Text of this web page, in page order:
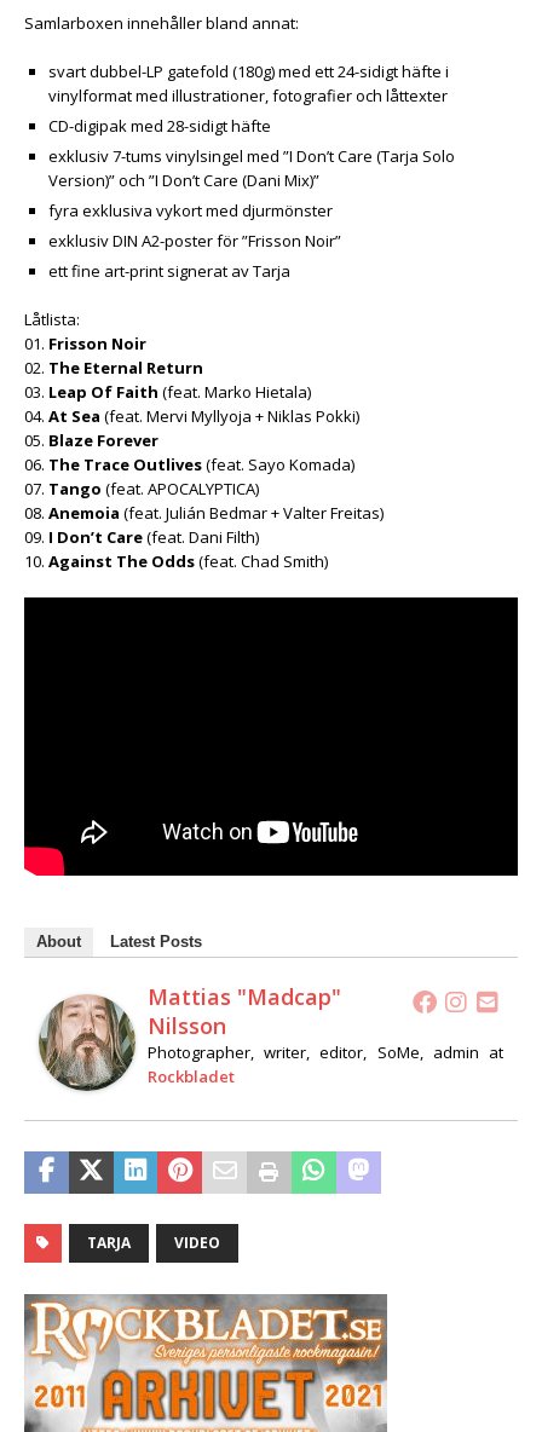
Samlarboxen innehåller bland annat:
svart dubbel-LP gatefold (180g) med ett 24-sidigt häfte i
vinylformat med illustrationer, fotografier och låttexter
CD-digipak med 28-sidigt häfte
exklusiv 7-tums vinylsingel med ”I Don’t Care (Tarja Solo
Version)” och ”I Don’t Care (Dani Mix)”
fyra exklusiva vykort med djurmönster
exklusiv DIN A2-poster för ”Frisson Noir”
ett fine art-print signerat av Tarja
Låtlista:
01. Frisson Noir
02. The Eternal Return
03. Leap Of Faith (feat. Marko Hietala)
04. At Sea (feat. Mervi Myllyoja + Niklas Pokki)
05. Blaze Forever
06. The Trace Outlives(feat. Sayo Komada)
07. Tango (feat. APOCALYPTICA)
08. Anemoia (feat. Julián Bedmar + Valter Freitas)
09. I Don’t Care(feat. Dani Filth)
10. Against The Odds(feat. Chad Smith)
About Latest Posts
Mattias "Madcap"
Nilsson
Photographer, writer, editor, SoMe, admin at
Rockbladet
TARJA VIDEO